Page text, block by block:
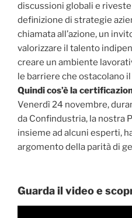
discussioni globali e
definizione di strategie
chiamata all’azione, un
valorizzare il talento
creare un ambiente
le barriere che ostacolano
Quindi cos’è la
Venerdì 24 novembre,
da Confindustria, la nostra
insieme ad alcuni esperti,
argomento della parità di
Guarda il video e